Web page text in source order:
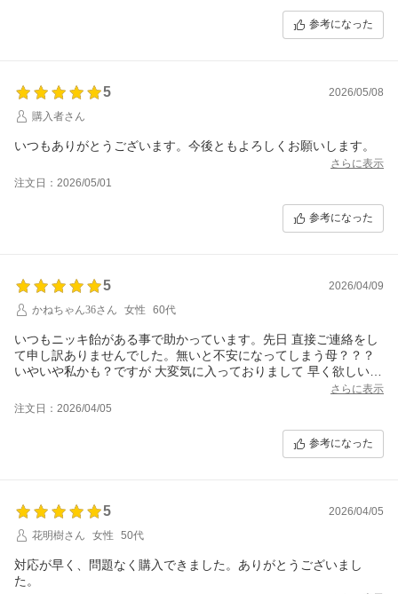
参考になった
5
2026/05/08
購入者さん
いつもありがとうございます。今後ともよろしくお願いします。
さらに表示
注文日：2026/05/01
参考になった
5
2026/04/09
かねちゃん36さん
女性 60代
いつもニッキ飴がある事で助かっています。先日 直接ご連絡をし
て申し訳ありませんでした。無いと不安になってしまう母？？？
いやいや私かも？ですが 大変気に入っておりまして 早く欲しいと
お伝えしたらわがままを聞いていただきありがたかったです。今
後は早めに注文いたします。
さらに表示
注文日：2026/04/05
参考になった
5
2026/04/05
花明樹さん
女性 50代
対応が早く、問題なく購入できました。ありがとうございまし
た。